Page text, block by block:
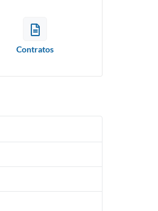
Contratos